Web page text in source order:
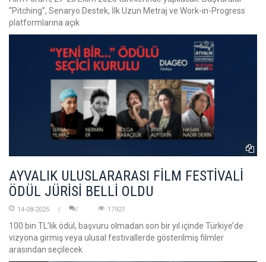
“Pitching”, Senaryo Destek, İlk Uzun Metraj ve Work-in-Progress
platformlarına açık
AYVALIK ULUSLARARASI FİLM FESTİVALİ
ÖDÜL JÜRİSİ BELLİ OLDU
14-08-2025 17921
100 bin TL’lik ödül, başvuru olmadan son bir yıl içinde Türkiye’de
vizyona girmiş veya ulusal festivallerde gösterilmiş filmler
arasından seçilecek